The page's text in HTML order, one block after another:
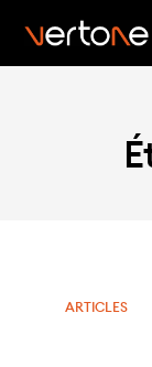
ARTICLES